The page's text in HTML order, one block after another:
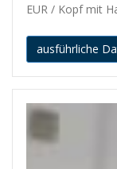
EUR / Kopf mit
ausführliche